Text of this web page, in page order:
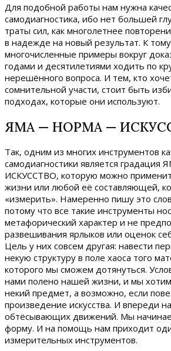
Для подобной работы нам нужна
самодиагностика, ибо нет большей
траты сил, как многолетнее
в надежде на новый результат. К
многочисленные примеры вокруг
годами и десятилетиями ходить по
нерешённого вопроса. И тем, кто
сомнительной участи, стоит быть
подходах, которые они используют.
ЯМА — НОРМА —
Так, одним из многих инструментов
самодиагностики является
ИСКУССТВО, которую можно
жизни или любой её составляющей,
«измерить». Намеренно пишу это
потому что все такие инструменты
метафорический характер и не
развешивания ярлыков или оценок
Цель у них совсем другая: навести
некую структуру в поле хаоса того
которого мы сможем дотянуться.
нами полено нашей жизни, и мы хотим
некий предмет, а возможно, если
произведение искусства. И впереди
обтёсывающих движений. Мы
форму. И на помощь нам приходит
измерительных инструментов.